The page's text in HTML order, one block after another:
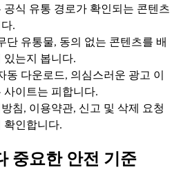
공식 유통 경로가 확인되는 콘텐츠
.
단 유통물, 동의 없는 콘텐츠를 배
는지 봅니다.
동 다운로드, 의심스러운 광고 이
사이트는 피합니다.
침, 이용약관, 신고 및 삭제 요청
확인합니다.
중요한 안전 기준